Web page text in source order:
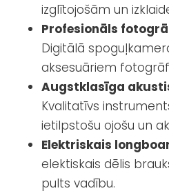
izglītojošām un
Profesionāls
Digitālā
aksesuāriem
Augstklasīga
Kvalitatīvs
ietilpstošu ojošu un
Elektriskais
elektiskais dēlis
pults vadību.